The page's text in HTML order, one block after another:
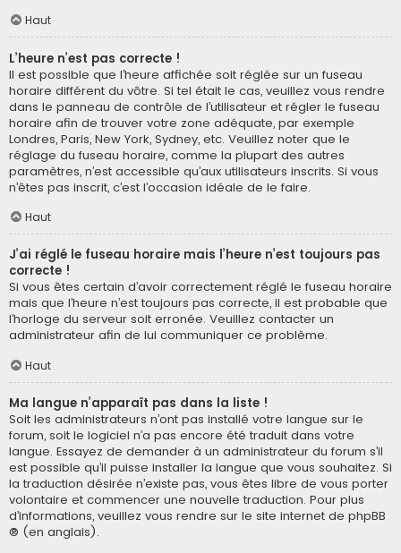
Haut
L’heure n’est pas correcte !
Il est possible que l’heure affichée soit réglée sur un fuseau
horaire différent du vôtre. Si tel était le cas, veuillez vous rendre
dans le panneau de contrôle de l’utilisateur et régler le fuseau
horaire afin de trouver votre zone adéquate, par exemple
Londres, Paris, New York, Sydney, etc. Veuillez noter que le
réglage du fuseau horaire, comme la plupart des autres
paramètres, n’est accessible qu’aux utilisateurs inscrits. Si vous
n’êtes pas inscrit, c’est l’occasion idéale de le faire.
Haut
J’ai réglé le fuseau horaire mais l’heure n’est toujours pas
correcte !
Si vous êtes certain d’avoir correctement réglé le fuseau horaire
mais que l’heure n’est toujours pas correcte, il est probable que
l’horloge du serveur soit erronée. Veuillez contacter un
administrateur afin de lui communiquer ce problème.
Haut
Ma langue n’apparaît pas dans la liste !
Soit les administrateurs n’ont pas installé votre langue sur le
forum, soit le logiciel n’a pas encore été traduit dans votre
langue. Essayez de demander à un administrateur du forum s’il
est possible qu’il puisse installer la langue que vous souhaitez. Si
la traduction désirée n’existe pas, vous êtes libre de vous porter
volontaire et commencer une nouvelle traduction. Pour plus
d’informations, veuillez vous rendre sur le site internet de phpBB
® (en anglais).